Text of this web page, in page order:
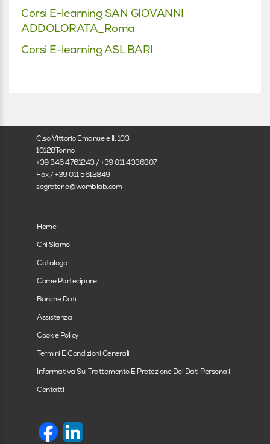
Specializzando
In formazione
Corsi E-learning SAN GIOVANNI
ADDOLORATA_Roma
Corsi E-learning ASL BARI
C.so Vittorio Emanuele II, 103
10128Torino
+39 346 4761243 / +39 011 4336307
Fax / +39 011 5612849
segreteria@womblab.com
Home
Chi Siamo
Catalogo
Come Partecipare
Banche Dati
Assistenza
Cookie Policy
Termini E Condizioni Generali
Informativa Sul Trattamento E Protezione Dei Dati Personali
Contatti